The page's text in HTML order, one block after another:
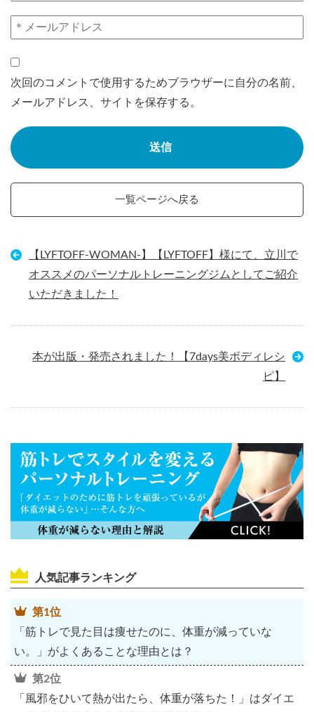
次回のコメントで使用するためブラウザーに自分の名前、
メールアドレス、サイトを保存する。
一覧ページへ戻る
【LYFTOFF-WOMAN-】【LYFTOFF】様にて、立川で
オススメのパーソナルトレーニングジムとしてご紹介
いただきました！
本が出版・発売されました！【7days美ボディレシ
ピ】
人気記事ランキング
第1位
「筋トレで見た目は痩せたのに、体重が減っていな
い。」がよくあることな理由とは？
第2位
「風邪をひいて熱が出たら、体重が落ちた！」はダイエ